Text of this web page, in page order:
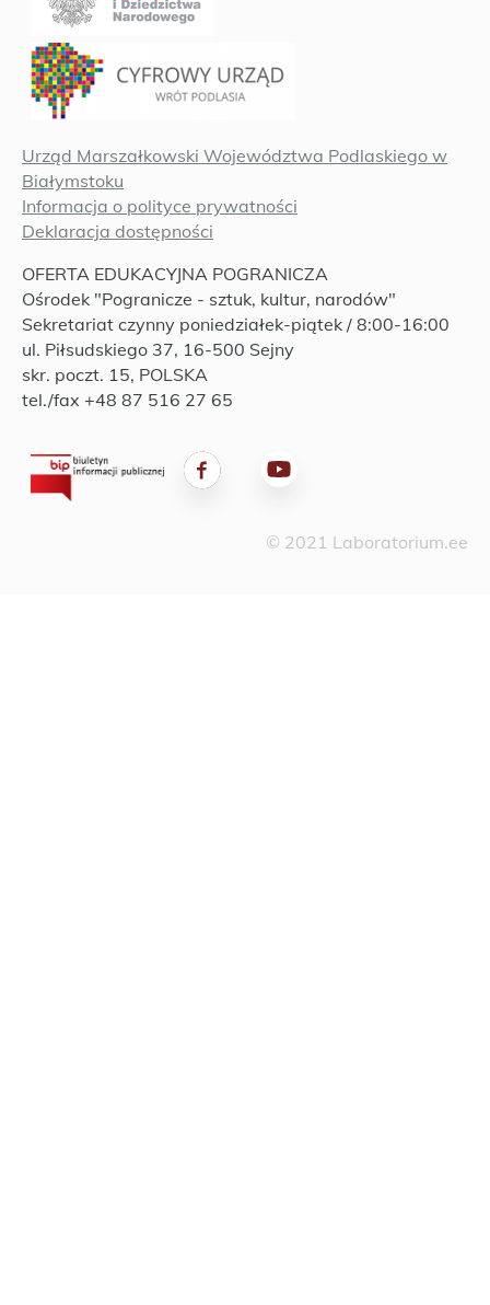
Urząd Marszałkowski Województwa Podlaskiego w
Białymstoku
Informacja o polityce prywatności
Deklaracja dostępności
OFERTA EDUKACYJNA POGRANICZA
Ośrodek "Pogranicze - sztuk, kultur, narodów"
Sekretariat czynny poniedziałek-piątek / 8:00-16:00
ul. Piłsudskiego 37, 16-500 Sejny
skr. poczt. 15, POLSKA
tel./fax +48 87 516 27 65
© 2021 Laboratorium.ee